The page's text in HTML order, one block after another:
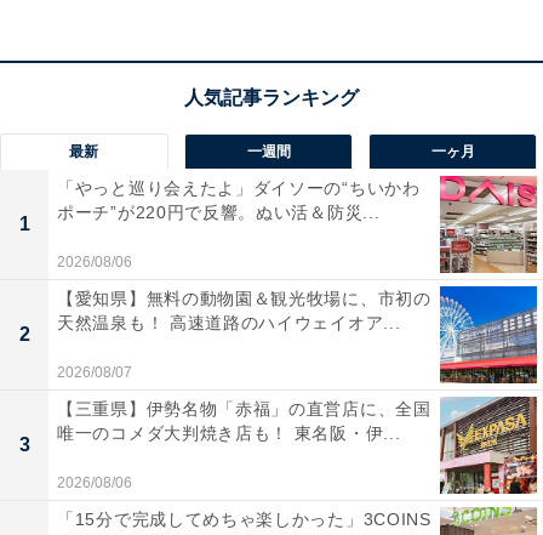
と、仕事か家庭かの選択を迫られるケースが増え、その
多くは女性に影響しやすいのではないかと思います。
仕事と家庭はなんとか両立できても、例えば「このプロ
ジェクトへの参加は見送ろう」「今、管理職に昇進する
のは厳しいかも……」という選択をせざるを得なくなる
可能性もありますよね。
最新 一週間 一ヶ月
1
「やっと巡り会えたよ」ダイソーの“ちいかわ
ポーチ”が220円で反響。ぬい活＆防災...
2026/08/06
2
【愛知県】無料の動物園＆観光牧場に、市初の
天然温泉も！ 高速道路のハイウェイオア...
2026/08/07
3
【三重県】伊勢名物「赤福」の直営店に、全国
唯一のコメダ大判焼き店も！ 東名阪・伊...
2026/08/06
「15分で完成してめちゃ楽しかった」3COINS